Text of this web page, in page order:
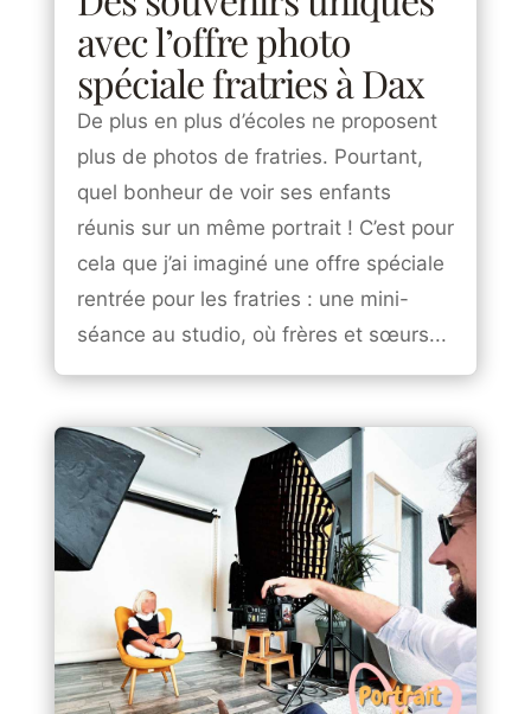
avec l’offre photo
spéciale fratries à Dax
De plus en plus d’écoles ne proposent
plus de photos de fratries. Pourtant,
quel bonheur de voir ses enfants
réunis sur un même portrait ! C’est pour
cela que j’ai imaginé une offre spéciale
rentrée pour les fratries : une mini-
séance au studio, où frères et sœurs...